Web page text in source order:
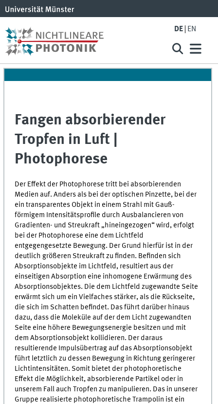
DE EN
Fangen absorbierender
Tropfen in Luft |
Photophorese
Der Effekt der Photophorese tritt bei absorbierenden
Medien auf. Anders als bei der optischen Pinzette, bei der
ein transparentes Objekt in einem Strahl mit Gauß-
förmigem Intensitätsprofile durch Ausbalancieren von
Gradienten- und Streukraft „hineingezogen“ wird, erfolgt
bei der Photophorese eine dem Lichtfeld
entgegengesetzte Bewegung. Der Grund hierfür ist in der
deutlich größeren Streukraft zu finden. Befinden sich
Absorptionsobjekte im Lichtfeld, resultiert aus der
einseitigen Absorption eine inhomogene Erwärmung des
Absorptionsobjektes. Die dem Lichtfeld zugewandte Seite
erwärmt sich um ein Vielfaches stärker, als die Rückseite,
die sich im Schatten befindet. Das führt darüber hinaus
dazu, dass die Moleküle auf der dem Licht zugewandten
Seite eine höhere Bewegungsenergie besitzen und mit
dem Absorptionsobjekt kollidieren. Der daraus
resultierende Impulsübertrag auf das Absorptionsobjekt
führt letztlich zu dessen Bewegung in Richtung geringerer
Lichtintensitäten. Somit bietet der photophoretische
Effekt die Möglichkeit, absorbierende Partikel oder in
unserem Fall auch Tropfen zu manipulieren. Das in unserer
Gruppe realisierte photophoretische Trampolin ist ein